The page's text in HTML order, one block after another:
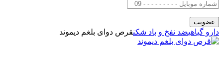
دارو گیاهیضد نفخ و باد شکنقرص دوای بلغم دیموند